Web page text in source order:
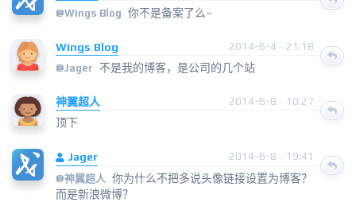
@Wings Blog 你不是备案了么~
Wings Blog
2014-6-4 · 21:18
@Jager 不是我的博客，是公司的几个站
神翼超人 2014-6-8 · 10:27
顶下
Jager
2014-6-8 · 19:41
@神翼超人 你为什么不把多说头像链接设置为博客？
而是新浪微博？